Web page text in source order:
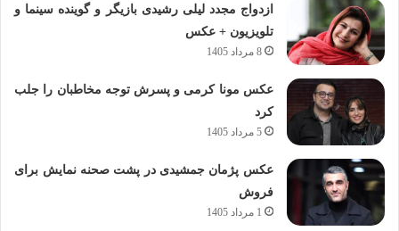
ازدواج مجدد لیلی رشیدی بازیگر و گوینده سینما و
تلویزیون + عکس
8 مرداد 1405
عکس مونا کرمی و پسرش توجه مخاطبان را جلب
کرد
5 مرداد 1405
عکس پژمان جمشیدی در پشت صحنه نمایش برای
فروش
1 مرداد 1405